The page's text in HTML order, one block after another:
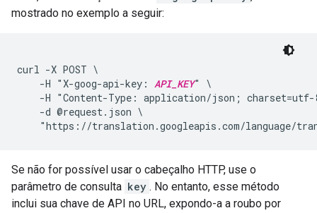
mostrado no exemplo a seguir:
curl -X POST \
    -H "X-goog-api-key:
API_KEY" \
-H "Content-Type: application/json;
    -d @request.json \
Se não for possível usar o cabeçalho HTTP, use o
parâmetro de consulta key . No entanto, esse método
inclui sua chave de API no URL, expondo-a a roubo por